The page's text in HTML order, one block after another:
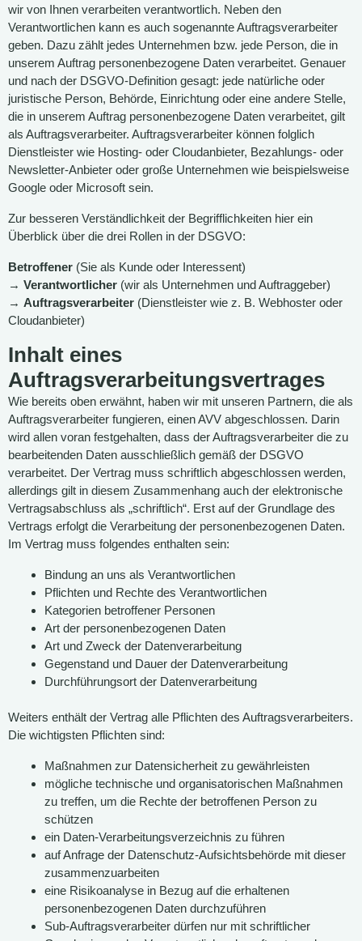
wir von Ihnen verarbeiten verantwortlich. Neben den
Verantwortlichen kann es auch sogenannte Auftragsverarbeiter
geben. Dazu zählt jedes Unternehmen bzw. jede Person, die in
unserem Auftrag personenbezogene Daten verarbeitet. Genauer
und nach der DSGVO-Definition gesagt: jede natürliche oder
juristische Person, Behörde, Einrichtung oder eine andere Stelle,
die in unserem Auftrag personenbezogene Daten verarbeitet, gilt
als Auftragsverarbeiter. Auftragsverarbeiter können folglich
Dienstleister wie Hosting- oder Cloudanbieter, Bezahlungs- oder
Newsletter-Anbieter oder große Unternehmen wie beispielsweise
Google oder Microsoft sein.
Zur besseren Verständlichkeit der Begrifflichkeiten hier ein
Überblick über die drei Rollen in der DSGVO:
Betroffener (Sie als Kunde oder Interessent)
→ Verantwortlicher (wir als Unternehmen und Auftraggeber)
→ Auftragsverarbeiter (Dienstleister wie z. B. Webhoster oder
Cloudanbieter)
Inhalt eines
Auftragsverarbeitungsvertrages
Wie bereits oben erwähnt, haben wir mit unseren Partnern, die als
Auftragsverarbeiter fungieren, einen AVV abgeschlossen. Darin
wird allen voran festgehalten, dass der Auftragsverarbeiter die zu
bearbeitenden Daten ausschließlich gemäß der DSGVO
verarbeitet. Der Vertrag muss schriftlich abgeschlossen werden,
allerdings gilt in diesem Zusammenhang auch der elektronische
Vertragsabschluss als „schriftlich“. Erst auf der Grundlage des
Vertrags erfolgt die Verarbeitung der personenbezogenen Daten.
Im Vertrag muss folgendes enthalten sein:
Bindung an uns als Verantwortlichen
Pflichten und Rechte des Verantwortlichen
Kategorien betroffener Personen
Art der personenbezogenen Daten
Art und Zweck der Datenverarbeitung
Gegenstand und Dauer der Datenverarbeitung
Durchführungsort der Datenverarbeitung
Weiters enthält der Vertrag alle Pflichten des Auftragsverarbeiters.
Die wichtigsten Pflichten sind:
Maßnahmen zur Datensicherheit zu gewährleisten
mögliche technische und organisatorischen Maßnahmen
zu treffen, um die Rechte der betroffenen Person zu
schützen
ein Daten-Verarbeitungsverzeichnis zu führen
auf Anfrage der Datenschutz-Aufsichtsbehörde mit dieser
zusammenzuarbeiten
eine Risikoanalyse in Bezug auf die erhaltenen
personenbezogenen Daten durchzuführen
Sub-Auftragsverarbeiter dürfen nur mit schriftlicher